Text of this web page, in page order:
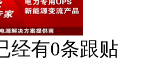
经有0条跟贴